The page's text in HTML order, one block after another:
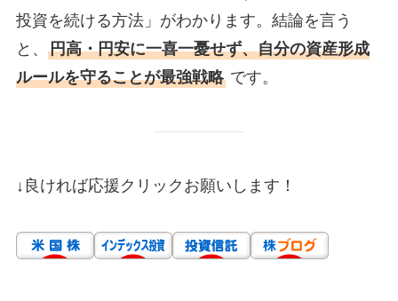
投資を続ける方法」がわかります。結論を言う
と、 円高・円安に一喜一憂せず、自分の資産形成
ルールを守ることが最強戦略です。
↓良ければ応援クリックお願いします！